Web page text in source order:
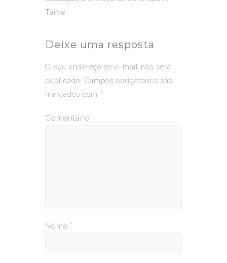
Tarde.
Deixe uma resposta
O seu endereço de e-mail não será
publicado.
Campos obrigatórios são
marcados com *
Comentário
Nome *